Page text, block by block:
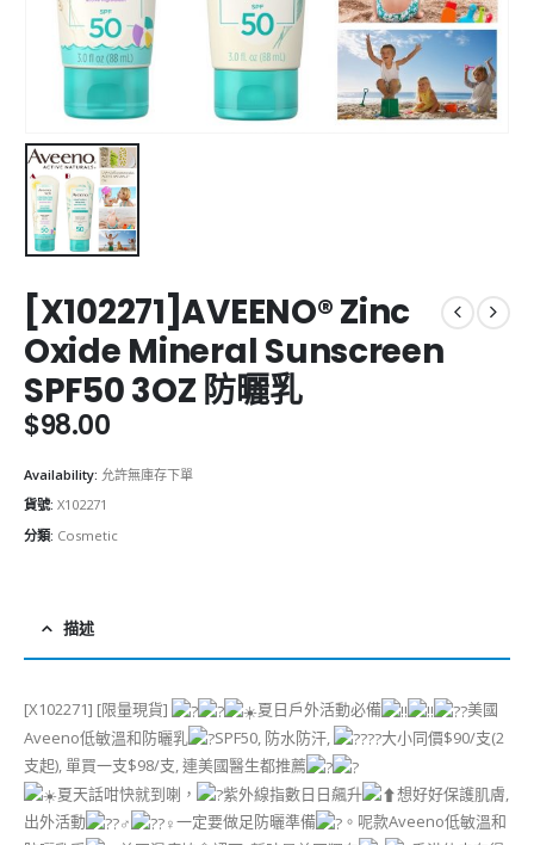
[X102271]AVEENO® Zinc
Oxide Mineral Sunscreen
SPF50 3OZ 防曬乳
$98.00
Availability: 允許無庫存下單
貨號: X102271
分類: Cosmetic
描述
[X102271] [限量現貨] 夏日戶外活動必備
美國
Aveeno低敏溫和防曬乳
SPF50, 防水防汗,
大小同價$90/支(2
支起), 單買一支$98/支, 連美國醫生都推薦
夏天話咁快就到喇，
紫外線指數日日飆升
想好好保護肌膚,
出外活動
一定要做足防曬準備
。呢款Aveeno低敏溫和